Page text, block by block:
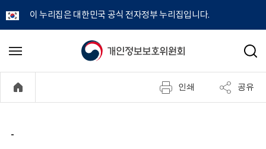
이 누리집은 대한민국 공식 전자정부 누리집입니다.
개
정
메
기
검
인쇄 공유
-